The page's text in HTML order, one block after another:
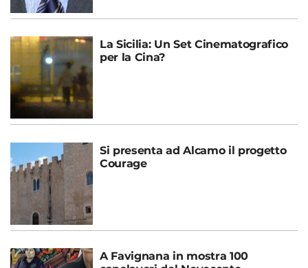
La Sicilia: Un Set Cinematografico
per la Cina?
Si presenta ad Alcamo il progetto
Courage
A Favignana in mostra 100